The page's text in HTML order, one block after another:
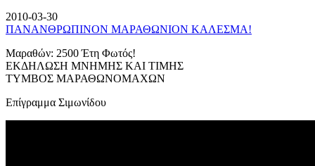
2010-03-30
ΠΑΝΑΝΘΡΩΠΙΝΟΝ ΜΑΡΑΘΩΝΙΟΝ ΚΑΛΕΣΜΑ!
Μαραθών: 2500 Έτη Φωτός!
ΕΚΔΗΛΩΣΗ ΜΝΗΜΗΣ ΚΑΙ ΤΙΜΗΣ
ΤΥΜΒΟΣ ΜΑΡΑΘΩΝΟΜΑΧΩΝ
Επίγραμμα Σιμωνίδου